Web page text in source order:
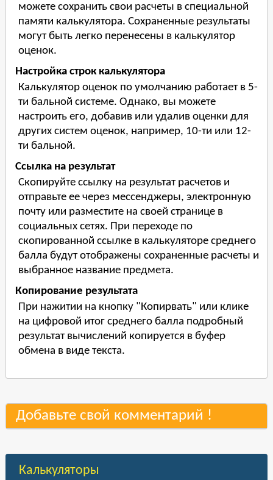
можете сохранить свои расчеты в специальной
памяти калькулятора. Сохраненные результаты
могут быть легко перенесены в калькулятор
оценок.
Настройка строк калькулятора
Калькулятор оценок по умолчанию работает в 5-
ти бальной системе. Однако, вы можете
настроить его, добавив или удалив оценки для
других систем оценок, например, 10-ти или 12-
ти бальной.
Ссылка на результат
Скопируйте ссылку на результат расчетов и
отправьте ее через мессенджеры, электронную
почту или разместите на своей странице в
социальных сетях. При переходе по
скопированной ссылке в калькуляторе среднего
балла будут отображены сохраненные расчеты и
выбранное название предмета.
Копирование результата
При нажитии на кнопку "Копирвать" или клике
на цифровой итог среднего балла подробный
результат вычислений копируется в буфер
обмена в виде текста.
Добавьте свой комментарий !
Калькуляторы